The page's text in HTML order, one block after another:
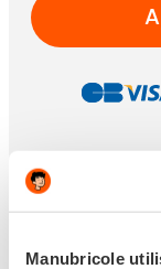
Manubricole